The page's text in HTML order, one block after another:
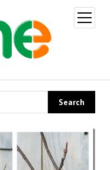
open
menu